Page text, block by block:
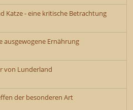
Katze - eine kritische Betrachtung
ausgewogene Ernährung
von Lunderland
der besonderen Art